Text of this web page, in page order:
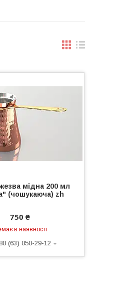
мідна 200 мл
(чошукаюча) zh
750 ₴
в наявності
(63) 050-29-12